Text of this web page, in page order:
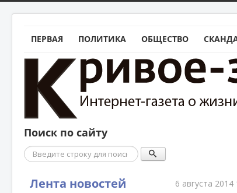
ПЕРВАЯ ПОЛИТИКА ОБЩЕСТВО
Поиск по сайту
Поиск
Лента новостей 6 августа 2014